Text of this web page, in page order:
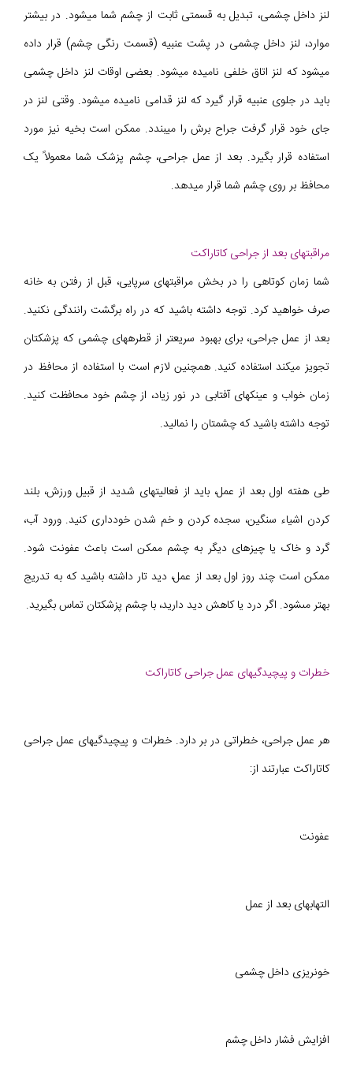
لنز داخل چشمی، تبدیل به قسمتی ثابت از چشم شما می‎شود. در بیشتر
موارد، لنز داخل چشمی در پشت عنبیه (قسمت رنگی چشم) قرار داده
می‎شود که لنز اتاق خلفی نامیده می‎شود. بعضی اوقات لنز داخل چشمى
باید در جلوی عنبیه قرار گیرد كه لنز قدامی نامیده می‎شود. وقتی لنز در
جای خود قرار گرفت جراح برش را میبندد. ممکن است بخیه نیز مورد
استفاده قرار بگیرد. بعد از عمل جراحی، چشم پزشک شما معمولاً یک
محافظ بر روی چشم شما قرار میدهد.
مراقبتهاى بعد از جراحى كاتاراكت
شما زمان کوتاهی را در بخش مراقبتهاى سرپایی، قبل از رفتن به خانه
صرف خواهید کرد. توجه داشته باشید که در راه برگشت رانندگی نکنید.
بعد از عمل جراحی، برای بهبود سریعتر از قطرههاى چشمی که پزشکتان
تجویز میکند استفاده کنید. همچنین لازم است با استفاده از محافظ در
زمان خواب و عینکهای آفتابی در نور زیاد، از چشم خود محافظت کنید.
توجه داشته باشید که چشمتان را نمالید.
طى هفته اول بعد از عمل، باید از فعالیتهای شدید از قبیل ورزش، بلند
کردن اشیاء سنگین، سجده كردن و خم شدن خودداری کنید. ورود آب،
گرد و خاک یا چیزهای دیگر به چشم ممكن است باعث عفونت شود.
ممکن است چند روز اول بعد از عمل، دید تار داشته باشید كه به تدريج
بهتر مىشود. اگر درد یا كاهش دید دارید، با چشم پزشکتان تماس بگیرید.
خطرات و پیچیدگیهای عمل جراحی کاتاراکت
هر عمل جراحی، خطراتی در بر دارد. خطرات و پیچیدگیهای عمل جراحی
کاتاراکت عبارتند از:
عفونت
التهابهای بعد از عمل
خونریزی داخل چشمی
افزایش فشار داخل چشم